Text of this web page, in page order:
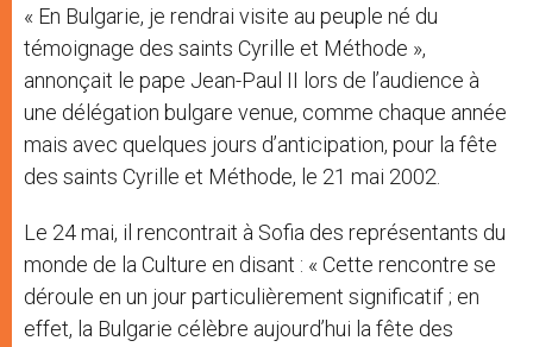
« En Bulgarie, je rendrai visite au peuple né du
témoignage des saints Cyrille et Méthode »,
annonçait le pape Jean-Paul II lors de l’audience à
une délégation bulgare venue, comme chaque année
mais avec quelques jours d’anticipation, pour la fête
des saints Cyrille et Méthode, le 21 mai 2002.
Le 24 mai, il rencontrait à Sofia des représentants du
monde de la Culture en disant : « Cette rencontre se
déroule en un jour particulièrement significatif ; en
effet, la Bulgarie célèbre aujourd’hui la fête des